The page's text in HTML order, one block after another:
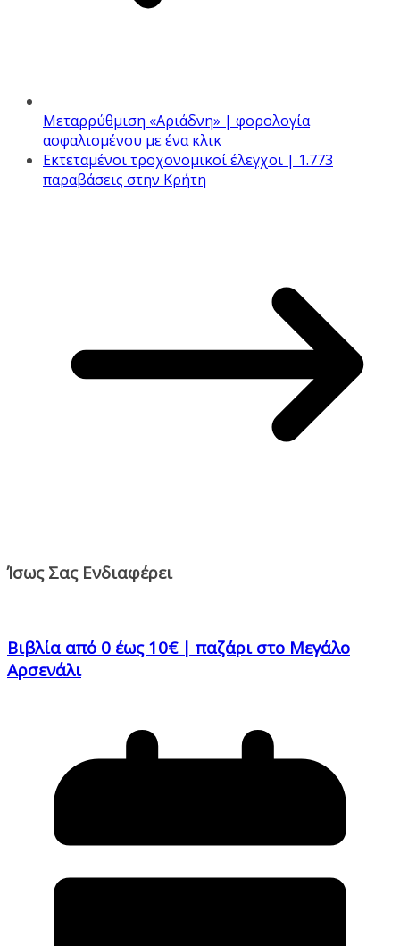
Μεταρρύθμιση «Αριάδνη» | φορολογία
ασφαλισμένου με ένα κλικ
Εκτεταμένοι τροχονομικοί έλεγχοι | 1.773
παραβάσεις στην Κρήτη
Ίσως Σας Ενδιαφέρει
Βιβλία από 0 έως 10€ | παζάρι στο Μεγάλο
Αρσενάλι